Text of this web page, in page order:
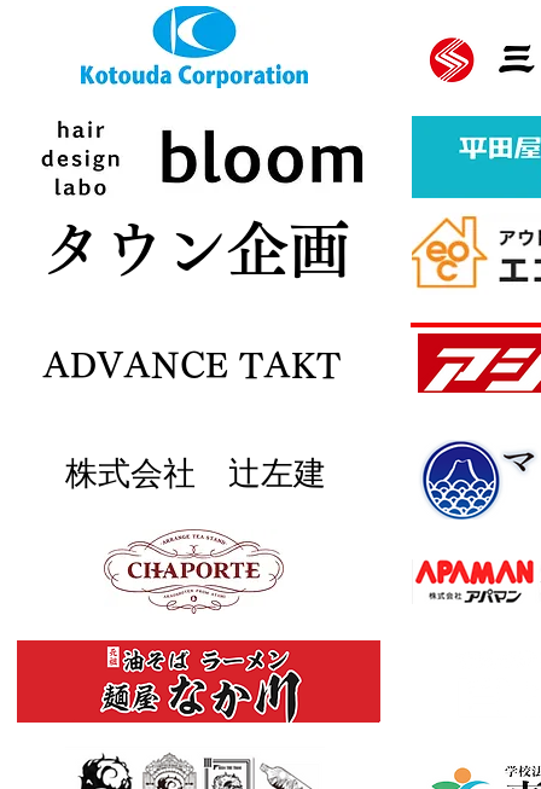
バナースポンサー様募集中
​タウン企画
ADVANCE TAKT
株式会社 辻左建